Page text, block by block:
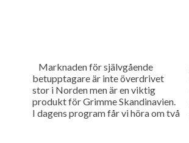
Marknaden för självgående
betupptagare är inte överdrivet
stor i Norden men är en viktig
produkt för Grimme Skandinavien.
I dagens program får vi höra om två